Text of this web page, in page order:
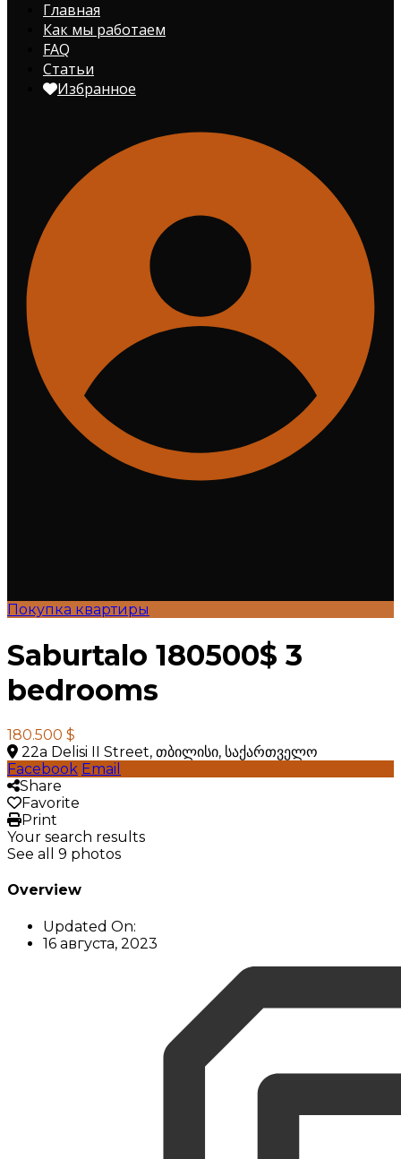
Главная
Как мы работаем
FAQ
Статьи
Избранное
Покупка квартиры
Saburtalo 180500$ 3
bedrooms
180.500 $
22a Delisi II Street, თბილისი, საქართველო
Facebook Email
Share
Favorite
Print
Your search results
See all 9 photos
Overview
Updated On:
16 августа, 2023